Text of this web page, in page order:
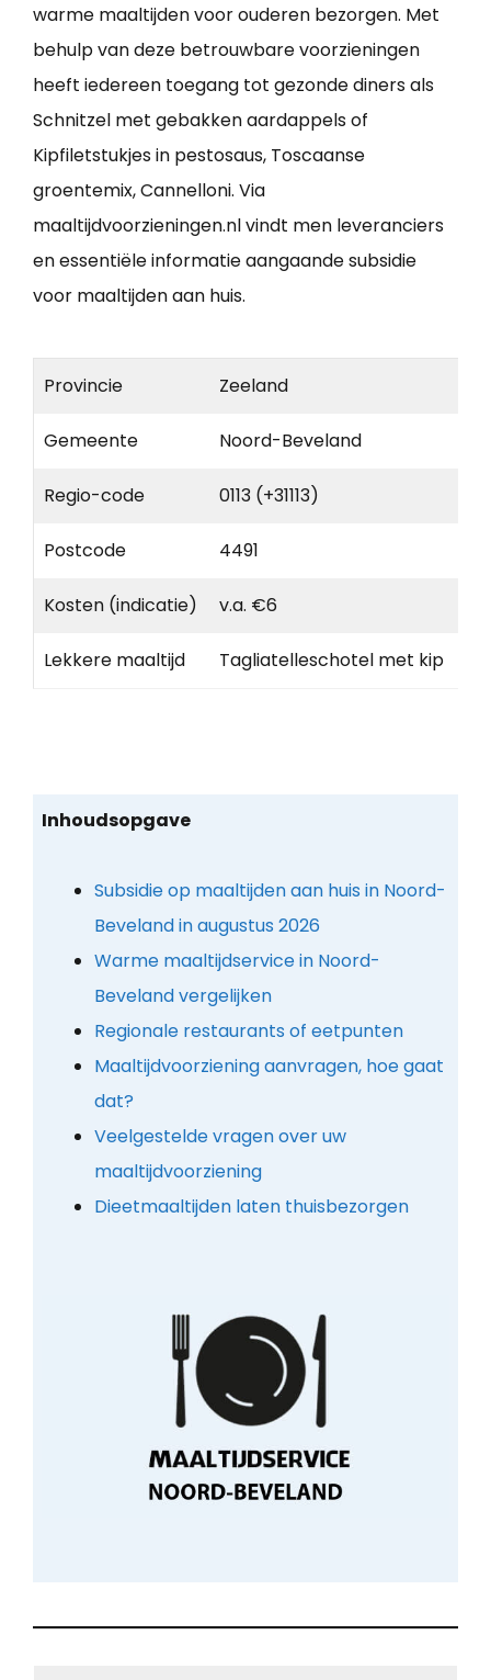
warme maaltijden voor ouderen bezorgen. Met
behulp van deze betrouwbare voorzieningen
heeft iedereen toegang tot gezonde diners als
Schnitzel met gebakken aardappels of
Kipfiletstukjes in pestosaus, Toscaanse
groentemix, Cannelloni. Via
maaltijdvoorzieningen.nl vindt men leveranciers
en essentiële informatie aangaande subsidie
voor maaltijden aan huis.
Provincie Zeeland
Gemeente Noord-Beveland
Regio-code 0113 (+31113)
Postcode 4491
Kosten (indicatie) v.a. €6
Lekkere maaltijd Tagliatelleschotel met kip
Inhoudsopgave
Subsidie op maaltijden aan huis in Noord-
Beveland in augustus 2026
Warme maaltijdservice in Noord-
Beveland vergelijken
Regionale restaurants of eetpunten
Maaltijdvoorziening aanvragen, hoe gaat
dat?
Veelgestelde vragen over uw
maaltijdvoorziening
Dieetmaaltijden laten thuisbezorgen